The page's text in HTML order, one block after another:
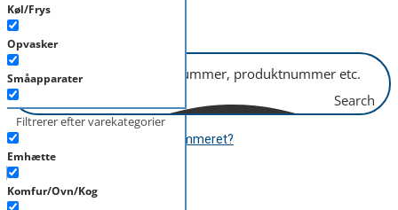
Køl/Frys
Opvasker
Småapparater
Støvsuger
Tørretumbler
Tilbehør/Plejemidler
B2B
kr.0,00
Search
Filtrerer efter varekategorier
Emhætte
Komfur/Ovn/Kog
Hvor finder jeg modelnummeret?